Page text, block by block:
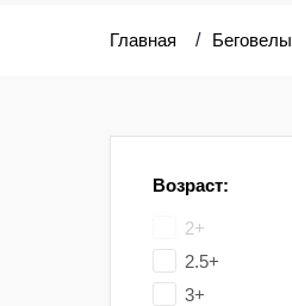
Главная Беговелы
Возраст:
2+
2.5+
3+